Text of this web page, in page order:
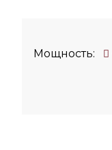
Мощность: